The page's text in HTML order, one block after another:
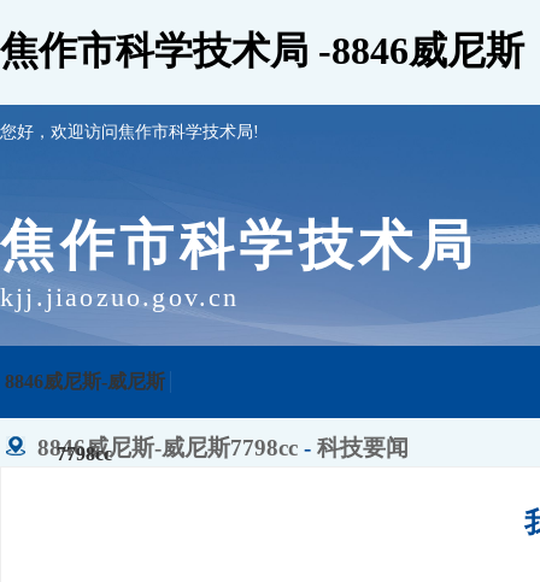
焦作市科学技术局 -8846威尼斯
您好，欢迎访问焦作市科学技术局!
焦作市科学技术局
kjj.jiaozuo.gov.cn
8846威尼斯-威尼斯
7798cc
8846威尼斯-威尼斯7798cc - 科技要闻